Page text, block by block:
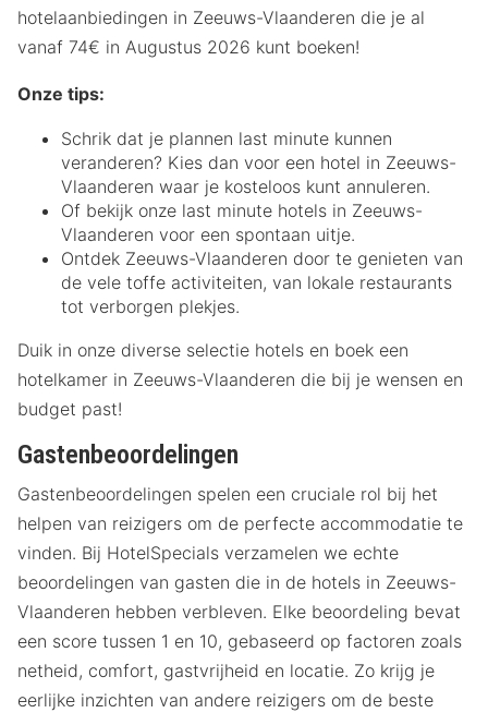
hotelaanbiedingen in Zeeuws-Vlaanderen die je al
vanaf 74€ in Augustus 2026 kunt boeken!
Onze tips:
Schrik dat je plannen last minute kunnen
veranderen? Kies dan voor een hotel in Zeeuws-
Vlaanderen waar je kosteloos kunt annuleren.
Of bekijk onze last minute hotels in Zeeuws-
Vlaanderen voor een spontaan uitje.
Ontdek Zeeuws-Vlaanderen door te genieten van
de vele toffe activiteiten, van lokale restaurants
tot verborgen plekjes.
Duik in onze diverse selectie hotels en boek een
hotelkamer in Zeeuws-Vlaanderen die bij je wensen en
budget past!
Gastenbeoordelingen
Gastenbeoordelingen spelen een cruciale rol bij het
helpen van reizigers om de perfecte accommodatie te
vinden. Bij HotelSpecials verzamelen we echte
beoordelingen van gasten die in de hotels in Zeeuws-
Vlaanderen hebben verbleven. Elke beoordeling bevat
een score tussen 1 en 10, gebaseerd op factoren zoals
netheid, comfort, gastvrijheid en locatie. Zo krijg je
eerlijke inzichten van andere reizigers om de beste